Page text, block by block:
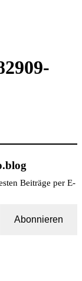
Beiträge per E-
Abonnieren